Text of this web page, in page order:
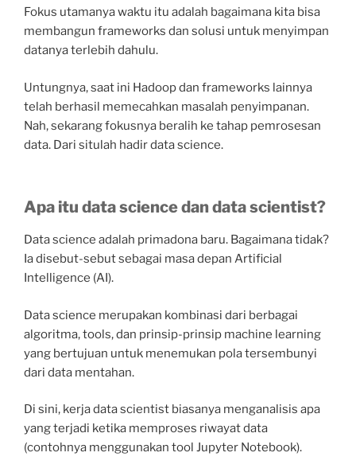
Fokus utamanya waktu itu adalah bagaimana kita bisa
membangun frameworks dan solusi untuk menyimpan
datanya terlebih dahulu.
Untungnya, saat ini Hadoop dan frameworks lainnya
telah berhasil memecahkan masalah penyimpanan.
Nah, sekarang fokusnya beralih ke tahap pemrosesan
data. Dari situlah hadir data science.
Apa itu data science dan data scientist?
Data science adalah primadona baru. Bagaimana tidak?
Ia disebut-sebut sebagai masa depan Artificial
Intelligence (AI).
Data science merupakan kombinasi dari berbagai
algoritma, tools, dan prinsip-prinsip machine learning
yang bertujuan untuk menemukan pola tersembunyi
dari data mentahan.
Di sini, kerja data scientist biasanya menganalisis apa
yang terjadi ketika memproses riwayat data
(contohnya menggunakan tool Jupyter Notebook).